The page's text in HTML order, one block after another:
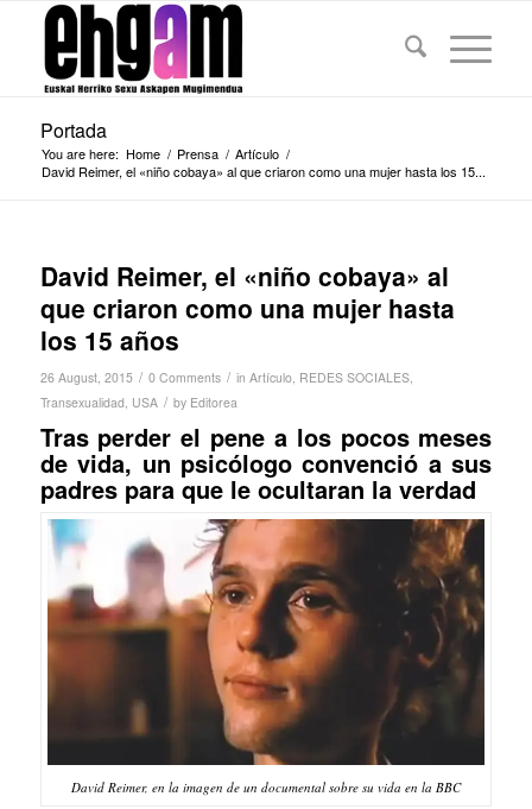
Portada
You are here: Home / Prensa / Artículo /
David Reimer, el «niño cobaya» al que criaron como una mujer hasta los 15...
David Reimer, el «niño cobaya» al
que criaron como una mujer hasta
los 15 años
26 August, 2015 / 0 Comments / in Artículo, REDES SOCIALES,
Transexualidad, USA / by Editorea
Tras perder el pene a los pocos meses
de vida, un psicólogo convenció a sus
padres para que le ocultaran la verdad
David Reimer, en la imagen de un documental sobre su vida en la BBC